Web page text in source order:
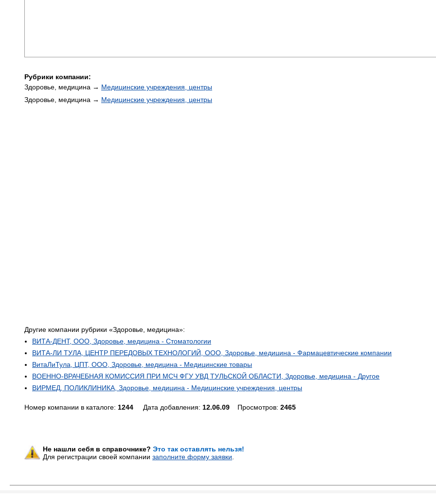
Рубрики компании:
Здоровье, медицина → Медицинские учреждения, центры
Здоровье, медицина → Медицинские учреждения, центры
Другие компании рубрики «Здоровье, медицина»:
ВИТА-ДЕНТ, ООО, Здоровье, медицина - Стоматологии
ВИТА-ЛИ ТУЛА, ЦЕНТР ПЕРЕДОВЫХ ТЕХНОЛОГИЙ, ООО, Здоровье, медицина - Фармацевтические компании
ВитаЛиТула, ЦПТ, ООО, Здоровье, медицина - Медицинские товары
ВОЕННО-ВРАЧЕБНАЯ КОМИССИЯ ПРИ МСЧ ФГУ УВД ТУЛЬСКОЙ ОБЛАСТИ, Здоровье, медицина - Другое
ВИРМЕД, ПОЛИКЛИНИКА, Здоровье, медицина - Медицинские учреждения, центры
Номер компании в каталоге: 1244 Дата добавления: 12.06.09 Просмотров: 2465
Не нашли себя в справочнике? Это так оставлять нельзя!
Для регистрации своей компании заполните форму заявки